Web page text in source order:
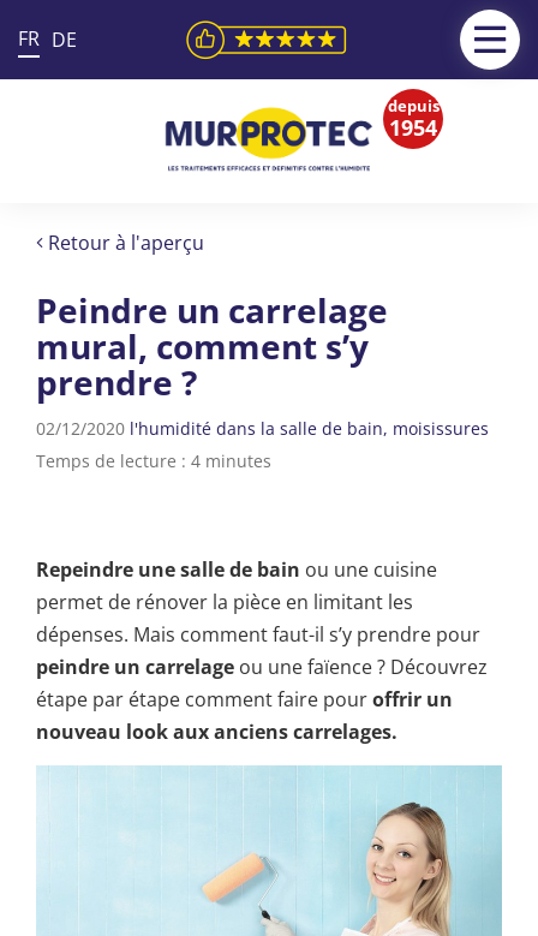
FR DE
depuis
1954
Retour à l'aperçu
Peindre un carrelage
mural, comment s’y
prendre ?
02/12/2020 l'humidité dans la salle de bain moisissures
Temps de lecture : 4 minutes
Repeindre une salle de bain ou une cuisine
permet de rénover la pièce en limitant les
dépenses. Mais comment faut-il s’y prendre pour
peindre un carrelage ou une faïence ? Découvrez
étape par étape comment faire pouroffrir un
nouveau look aux anciens carrelages.